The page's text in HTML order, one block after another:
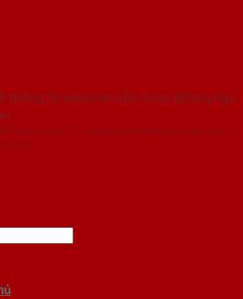
thống Showroom cửa nhựa phòng ngủ
SaigonDoor™ - www.cuanhuaphongngu.com |